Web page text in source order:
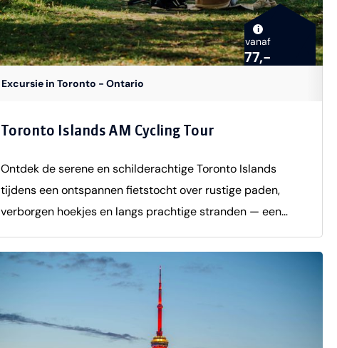
waaronder: Kaminarimon Gate – De indrukwekkende poort
die toegang geeft tot Asakusa.Nakamise-dori Street – Een
levendige straat vol traditionele winkels en
– Het keizerlijke paleis met prachtige tuinen en historische
ervaringen heb je Tokyo op zijn best leren kennen! Wat is
inbegrepen? Engelstalige gids;Ticket voor het openbaar
vervoer;Sushi workshop Tijden: om 09.00 uur staat de gids
hotel. Prijs: de getoonde prijs is op basis van 4 personen.
De prijs heeft een staffel, waardoor het per groepsgrootte
de sushi workshop zijn met rauwe vis.
i
vanaf
77,-
Excursie in Toronto - Ontario
Toronto Islands AM Cycling Tour
Ontdek de serene en schilderachtige Toronto Islands
tijdens een ontspannen fietstocht over rustige paden,
verborgen hoekjes en langs prachtige stranden — een
korte, panoramische veerboottocht met adembenemend
uitzicht op de skyline, fiets je over vlakke, goed
begaanbare paden die geschikt zijn voor alle niveaus.
Verken idyllische, autovrije gemeenschappen, uitgestrekte
parken en uitnodigende stranden. Een deskundige